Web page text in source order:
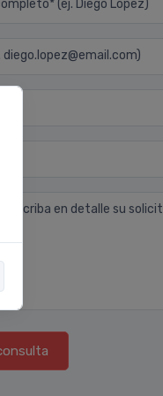
(ej. Diego Lopez)
diego.lopez@email.com)
describa en detalle su